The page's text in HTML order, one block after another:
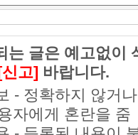
는 글은 예고없이
고] 바랍니다.
- 정확하지 않거
자에게 혼란을 줌